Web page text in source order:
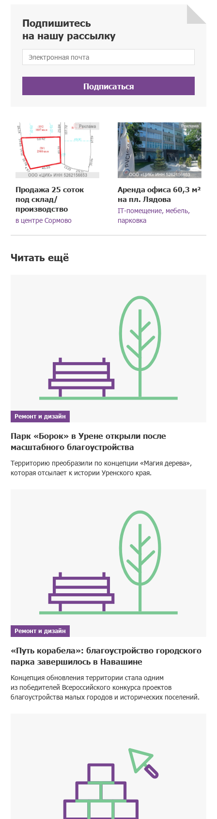
Подпишитесь
на нашу рассылку
Подписаться
Продажа 25 соток
под склад/
производство
в центре Сормово
Аренда офиса 60,3 м²
на пл. Лядова
IT-помещение, мебель,
парковка
Читать ещё
Ремонт и дизайн
Парк «Борок» в Урене открыли после
масштабного благоустройства
Территорию преобразили по концепции «Магия дерева»,
которая отсылает к истории Уренского края.
Ремонт и дизайн
«Путь корабела»: благоустройство городского
парка завершилось в Навашине
Концепция обновления территории стала одним
из победителей Всероссийского конкурса проектов
благоустройства малых городов и исторических поселений.